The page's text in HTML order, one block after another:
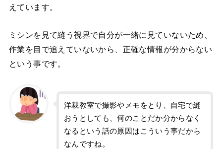
えています。
ミシンを見て縫う視界で自分が一緒に見ていないため、
作業を目で追えていないから、正確な情報が分からない
という事です。
洋裁教室で撮影やメモをとり、自宅で縫
おうとしても、何のことだか分からなく
なるという話の原因はこういう事だから
なんですね。